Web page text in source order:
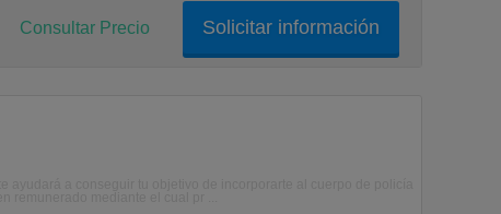
Solicitar información
Consultar Precio